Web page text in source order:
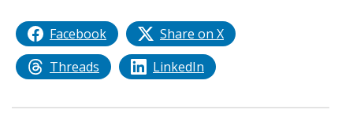
Facebook
Share on X
Threads
LinkedIn